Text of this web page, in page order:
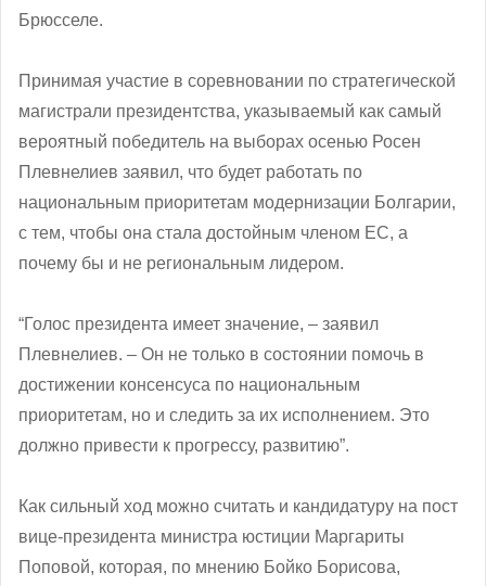
Брюсселе.
Принимая участие в соревновании по стратегической
магистрали президентства, указываемый как самый
вероятный победитель на выборах осенью Росен
Плевнелиев заявил, что будет работать по
национальным приоритетам модернизации Болгарии,
с тем, чтобы она стала достойным членом ЕС, а
почему бы и не региональным лидером.
“Голос президента имеет значение, – заявил
Плевнелиев. – Он не только в состоянии помочь в
достижении консенсуса по национальным
приоритетам, но и следить за их исполнением. Это
должно привести к прогрессу, развитию”.
Как сильный ход можно считать и кандидатуру на пост
вице-президента министра юстиции Маргариты
Поповой, которая, по мнению Бойко Борисова,